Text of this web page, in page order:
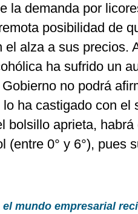
la demanda por
posibilidad de
el alza a sus precios.
ha sufrido un
no podrá
ha castigado con el
bolsillo aprieta, habrá
(entre 0° y 6°), pues
el mundo empresarial